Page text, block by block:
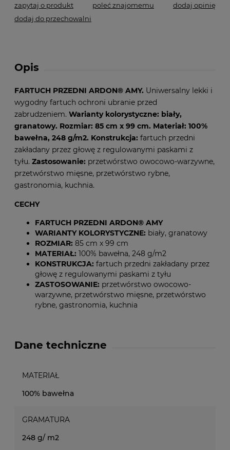
zapytaj o produkt poleć znajomemu
dodaj opinię
dodaj do przechowalni
Opis
FARTUCH PRZEDNI ARDON® AMY. Uniwersalny lekki i
wygodny fartuch ochroni ubranie przed
zabrudzeniem. Warianty kolorystyczne: biały,
granatowy. Rozmiar: 85 cm x 99 cm. Materiał: 100%
bawełna, 248 g/m2. Konstrukcja: fartuch przedni
zakładany przez głowę z regulowanymi paskami z
tyłu. Zastosowanie: przetwórstwo owocowo-warzywne,
przetwórstwo mięsne, przetwórstwo rybne,
gastronomia, kuchnia.
CECHY
FARTUCH PRZEDNI ARDON® AMY
WARIANTY KOLORYSTYCZNE: biały, granatowy
ROZMIAR: 85 cm x 99 cm
MATERIAŁ: 100% bawełna, 248 g/m2
KONSTRUKCJA: fartuch przedni zakładany przez
głowę z regulowanymi paskami z tyłu
ZASTOSOWANIE: przetwórstwo owocowo-
warzywne, przetwórstwo mięsne, przetwórstwo
rybne, gastronomia, kuchnia
Dane techniczne
MATERIAŁ
100% bawełna
GRAMATURA
248 g/ m2